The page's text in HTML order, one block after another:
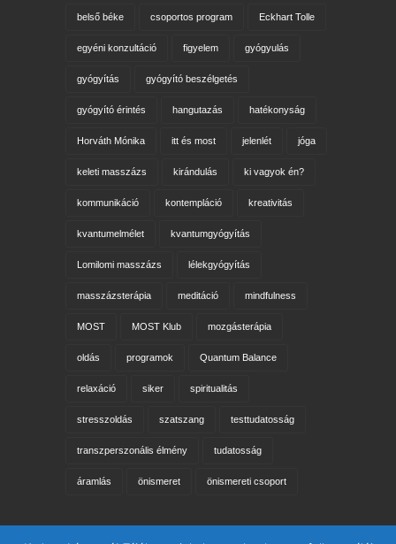
belső béke csoportos program Eckhart Tolle
egyéni konzultáció figyelem gyógyulás
gyógyítás gyógyító beszélgetés
gyógyító érintés hangutazás hatékonyság
Horváth Mónika itt és most jelenlét jóga
keleti masszázs kirándulás ki vagyok én?
kommunikáció kontempláció kreativitás
kvantumelmélet kvantumgyógyítás
Lomilomi masszázs lélekgyógyítás
masszázsterápia meditáció mindfulness
MOST MOST Klub mozgásterápia
oldás programok Quantum Balance
relaxáció siker spiritualitás
stresszoldás szatszang testtudatosság
transzperszonális élmény tudatosság
áramlás önismeret önismereti csoport